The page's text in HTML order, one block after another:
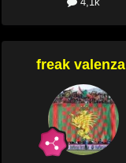
freak valenza